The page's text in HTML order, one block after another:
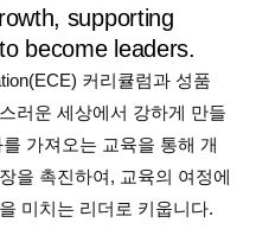
supporting
become leaders.
커리큘럼과 성품
러운 세상에서 강하게 만들
가져오는 교육을 통해 개
을 촉진하여, 교육의 여정에
미치는 리더로 키웁니다.